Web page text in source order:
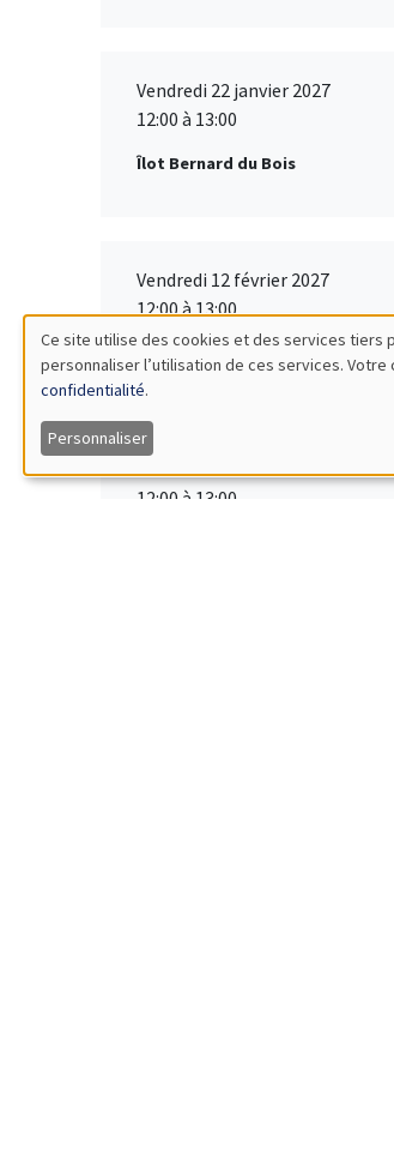
Vendredi 22 janvier 2027
12:00 à 13:00
Îlot Bernard du Bois
Vendredi 12 février 2027
12:00 à 13:00
Îlot Bernard du Bois
Vendredi 19 mars 2027
12:00 à 13:00
Utilisation
des
données
Ce site utilise des cookies et des services tiers
personnaliser l’utilisation de ces services.
confidentialité.
Personnaliser